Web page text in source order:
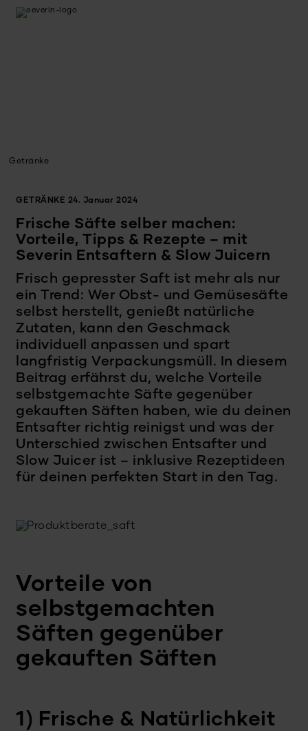
Getränke
GETRÄNKE 24. Januar 2024
Frische Säfte selber machen:
Vorteile, Tipps & Rezepte – mit
Severin Entsaftern & Slow Juicern
Frisch gepresster Saft ist mehr als nur
ein Trend: Wer Obst- und Gemüsesäfte
selbst herstellt, genießt natürliche
Zutaten, kann den Geschmack
individuell anpassen und spart
langfristig Verpackungsmüll. In diesem
Beitrag erfährst du, welche Vorteile
selbstgemachte Säfte gegenüber
gekauften Säften haben, wie du deinen
Entsafter richtig reinigst und was der
Unterschied zwischen Entsafter und
Slow Juicer ist – inklusive Rezeptideen
für deinen perfekten Start in den Tag.
Vorteile von
selbstgemachten
Säften gegenüber
gekauften Säften
1) Frische & Natürlichkeit